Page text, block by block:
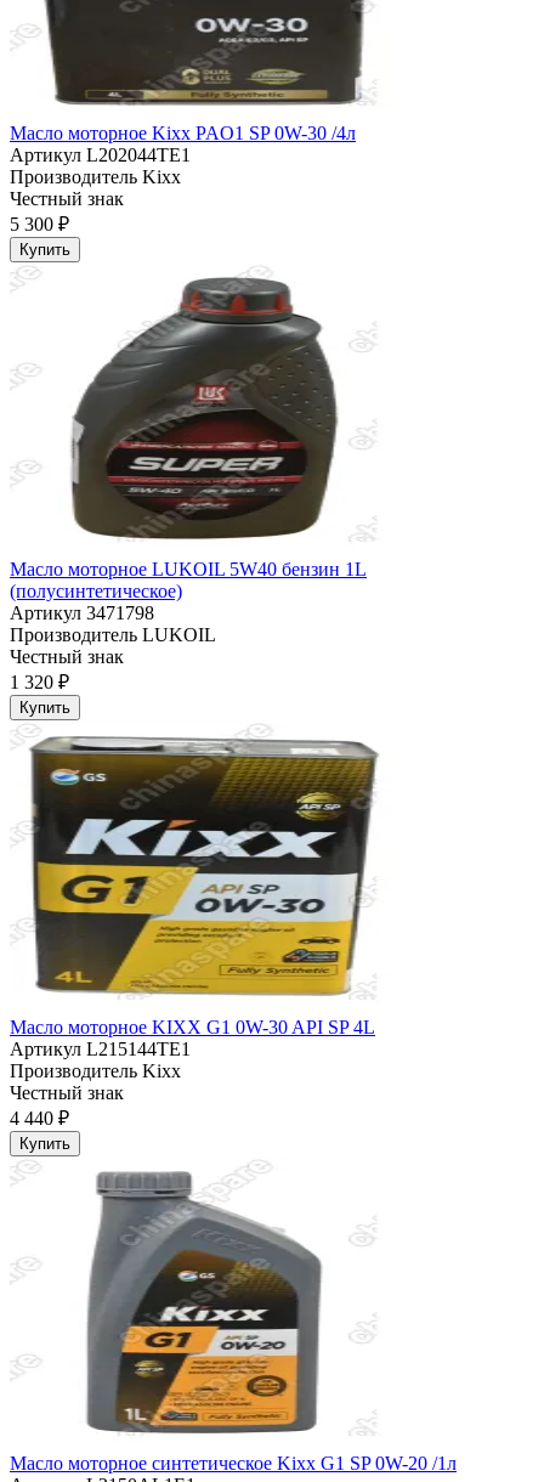
Масло моторное Kixx PAO1 SP 0W-30 /4л
Артикул L202044TE1
Производитель Kixx
Честный знак
5 300 ₽
Купить
Масло моторное LUKOIL 5W40 бензин 1L
(полусинтетическое)
Артикул 3471798
Производитель LUKOIL
Честный знак
1 320 ₽
Купить
Масло моторное KIXX G1 0W-30 API SP 4L
Артикул L215144TE1
Производитель Kixx
Честный знак
4 440 ₽
Купить
Масло моторное синтетическое Kixx G1 SP 0W-20 /1л